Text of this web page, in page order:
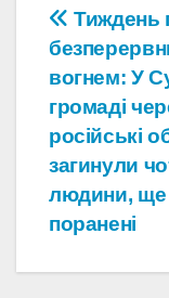
Тиждень
вогнем: У
громаді
російські
загинули
людини, ще
поранені